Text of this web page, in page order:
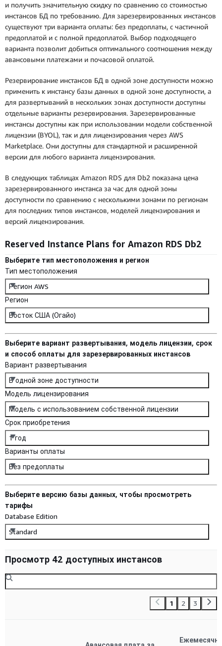
и получить значительную скидку по сравнению со стоимостью
инстансов БД по требованию. Для зарезервированных инстансов
существуют три варианта оплаты: без предоплаты, с частичной
предоплатой и с полной предоплатой. Выбор подходящего
варианта позволит добиться оптимального соотношения между
авансовыми платежами и почасовой оплатой.
Резервирование инстансов БД в одной зоне доступности можно
применить к инстансу базы данных в одной зоне доступности, а
для развертываний в нескольких зонах доступности доступны
отдельные варианты резервирования. Зарезервированные
инстансы доступны как при использовании модели собственной
лицензии (BYOL), так и для лицензирования через AWS
Marketplace. Они доступны для стандартной и расширенной
версии для любого варианта лицензирования.
В следующих таблицах Amazon RDS для Db2 показана цена
зарезервированного инстанса за час для одной зоны
доступности по сравнению с несколькими зонами по регионам
для последних типов инстансов, моделей лицензирования и
версий лицензирования.